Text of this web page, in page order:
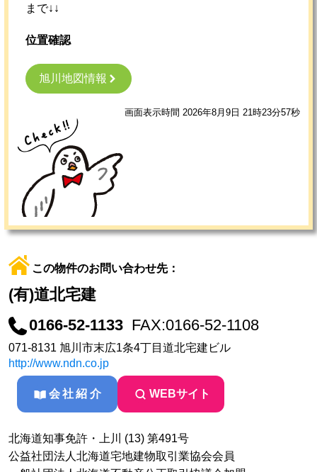
まで↓↓
位置確認
旭川地図情報
画面表示時間 2026年8月9日 21時23分57秒
この物件のお問い合わせ先：
(有)道北宅建
0166-52-1133 FAX:0166-52-1108
071-8131 旭川市末広1条4丁目道北宅建ビル
http://www.ndn.co.jp
会社紹介 WEBサイト
北海道知事免許・上川 (13) 第491号
公益社団法人北海道宅地建物取引業協会会員